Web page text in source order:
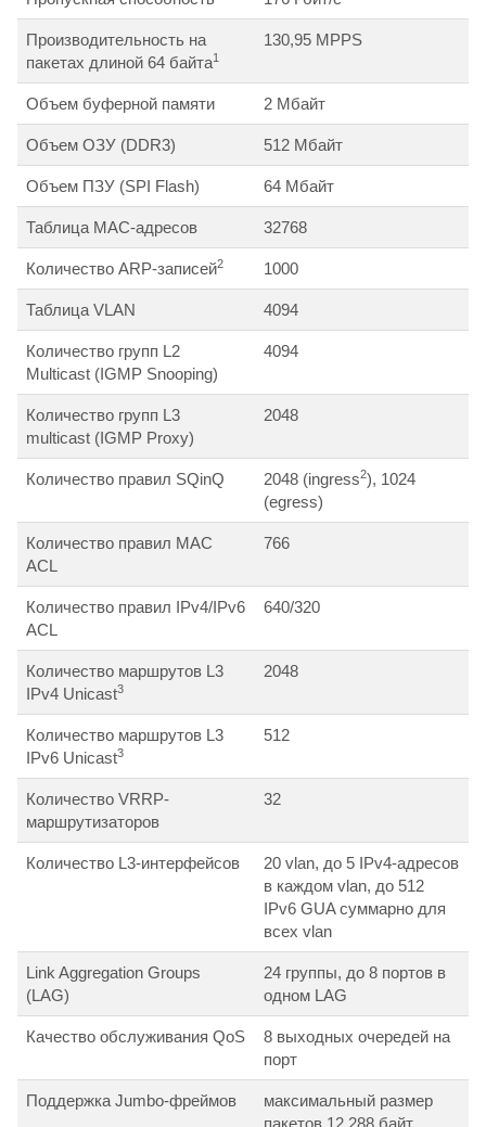
Производительность на
пакетах длиной 64 байта1
130,95 MPPS
Объем буферной памяти 2 Мбайт
Объем ОЗУ (DDR3) 512 Мбайт
Объем ПЗУ (SPI Flash) 64 Мбайт
Таблица MAC-адресов 32768
Количество ARP-записей2 1000
Таблица VLAN 4094
Количество групп L2
Multicast (IGMP Snooping)
4094
Количество групп L3
multicast (IGMP Proxy)
2048
Количество правил SQinQ 2048 (ingress2), 1024
(egress)
Количество правил MAC
ACL
766
Количество правил IPv4/IPv6
ACL
640/320
Количество маршрутов L3
IPv4 Unicast3
2048
Количество маршрутов L3
IPv6 Unicast3
512
Количество VRRP-
маршрутизаторов
32
Количество L3-интерфейсов
20 vlan, до 5 IPv4-адресов
в каждом vlan, до 512
IPv6 GUA суммарно для
всех vlan
Link Aggregation Groups
(LAG)
24 группы, до 8 портов в
одном LAG
Качество обслуживания QoS
8 выходных очередей на
порт
Поддержка Jumbo-фреймов
максимальный размер